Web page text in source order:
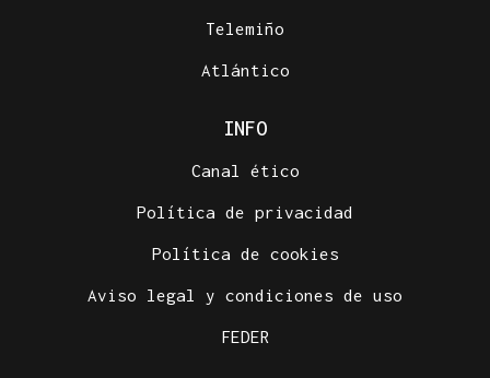
Telemiño
Atlántico
INFO
Canal ético
Política de privacidad
Política de cookies
Aviso legal y condiciones de uso
FEDER